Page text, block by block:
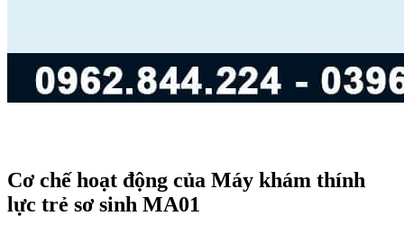
Cơ chế hoạt động của Máy khám thính
lực trẻ sơ sinh MA01